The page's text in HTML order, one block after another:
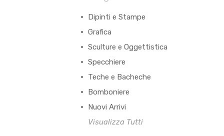
Dipinti e Stampe
Grafica
Sculture e Oggettistica
Specchiere
Teche e Bacheche
Bomboniere
Nuovi Arrivi
Visualizza Tutti